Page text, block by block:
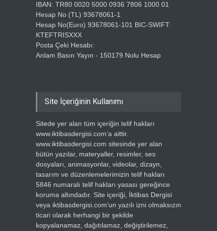
IBAN: TR80 0020 5000 0936 7806 1000 01
Hesap No (TL) 93678061-1
Hesap No(Euro) 93678061-101 BIC-SWIFT:
KTEFTRISXXX
Posta Çeki Hesabı:
Anlam Basın Yayın - 150179 Nolu Hesap
Site İçeriğinin Kullanımı
Sitede yer alan tüm içeriğin telif hakları
www.iktibasdergisi.com’a aittir.
www.iktibasdergisi.com sitesinde yer alan
bütün yazılar, materyaller, resimler, ses
dosyaları, animasyonlar, videolar, dizayn,
tasarım ve düzenlemelerimizin telif hakları
5846 numaralı telif hakları yasası gereğince
koruma altındadır. Site içeriği, İktibas Dergisi
veya iktibasdergisi.com’un yazılı izni olmaksızın
ticari olarak herhangi bir şekilde
kopyalanamaz, dağıtılamaz, değiştirilemez,